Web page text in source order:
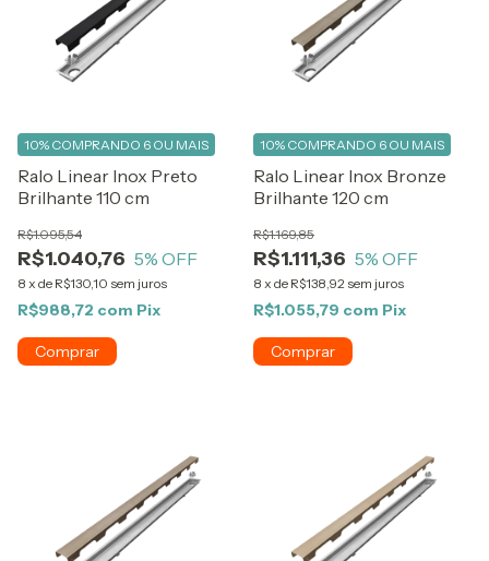
Ralo Linear Inox Preto
Brilhante 110 cm
R$1.040,76
R$1.095,54
5% OFF
8 x de R$130,10 sem juros
10% COMPRANDO 6 OU MAIS
R$988,72 com Pix
Ralo Linear Inox Bronze
Brilhante 120 cm
R$1.111,36
R$1.169,85
5% OFF
8 x de R$138,92 sem juros
10% COMPRANDO 6 OU MAIS
R$1.055,79 com Pix